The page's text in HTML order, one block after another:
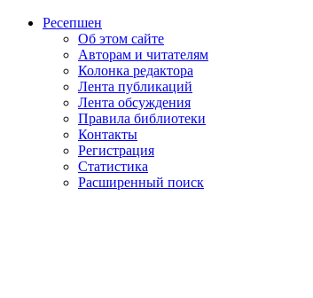
Ресепшен
Об этом сайте
Авторам и читателям
Колонка редактора
Лента публикаций
Лента обсуждения
Правила библиотеки
Контакты
Регистрация
Статистика
Расширенный поиск